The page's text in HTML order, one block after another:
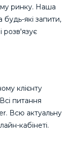
ринку. Наша
які запити,
розв'язує
клієнту
питання
Всю актуальну
кабінеті.